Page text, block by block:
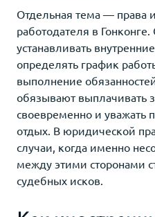
Отдельная тема — права
работодателя в
устанавливать
определять график
выполнение
обязывают выплачивать
своевременно и уважать
отдых. В юридической
случаи, когда именно
между этими сторонами
судебных исков.